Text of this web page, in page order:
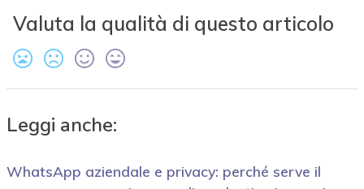
Valuta la qualità di questo articolo
Leggi anche:
WhatsApp aziendale e privacy: perché serve il